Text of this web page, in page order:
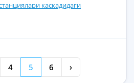
каскадидаги
4 5 6 ›